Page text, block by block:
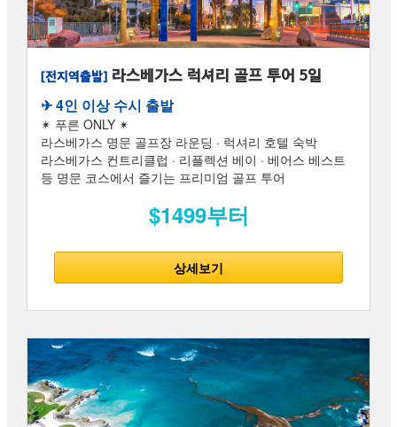
[전지역출발] 라스베가스 럭셔리 골프 투어 5일
✈︎ 4인 이상 수시 출발
✴ 푸른 ONLY ✴
라스베가스 명문 골프장 라운딩 · 럭셔리 호텔 숙박
라스베가스 컨트리클럽 · 리플렉션 베이 · 베어스 베스트
등 명문 코스에서 즐기는 프리미엄 골프 투어
$1499부터
상세보기